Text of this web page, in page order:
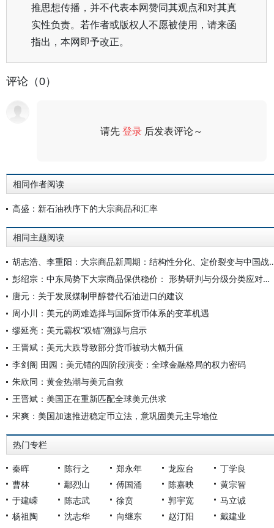
推思想传播，并不代表本网赞同其观点和对其真
实性负责。若作者或版权人不愿被使用，请来函
指出，本网即予改正。
评论（0）
请先登录 后发表评论～
相同作者阅读
高盛：新石油秩序下的大宗商品和汇率
相同主题阅读
胡志浩、李重阳：大宗商品新
彭绍宗：中东局势下大宗商品保供稳价： 形势研判与分级分类应对建议
唐元：关于发展煤制甲醇替代石油进口的建议
周小川：美元的两难选择与国际货币体系的变革机遇
缪延亮：美元霸权“双锚”溯源与启示
王晋斌：美元大跌导致部分货币被动大幅升值
李剑阁 田园：美元锚的四阶段演变：全球金融格局的权力密码
朱欣同：黄金热潮与美元自救
王晋斌：美国正在重新匹配全球美元供求
宋爽：美国加速推进稳定币立法，意巩固美元主导地位
热门专栏
秦晖 陈行之 郑永年 龙应台
丁学良
曹林
鄢烈山 傅国涌 陈嘉映
黄宗智
于建嵘
陈志武 徐贲 郭宇宽
马立诚
杨祖陶
沈志华 向继东 赵汀阳
戴建业